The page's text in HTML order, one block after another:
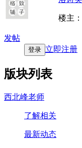
楼主：
发帖
登录 立即注册
版块列表
西北峰老师
了解相关
最新动态